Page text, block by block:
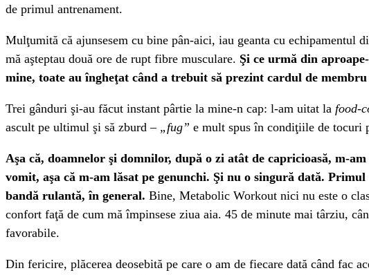
de primul antrenament.
Mulţumită că ajunsesem cu bine pân-aici, iau geanta cu echipamentul
mă aşteptau două ore de rupt fibre musculare. Şi ce urmă din
mine, toate au îngheţat când a trebuit să prezint cardul de
Trei gânduri şi-au făcut instant pârtie la mine-n cap: l-am uitat la food-
ascult pe ultimul şi să zburd – „fug” e mult spus în condiţiile de tocuri
Aşa că, doamnelor şi domnilor, după o zi atât de capricioasă, m-
vomit, aşa că m-am lăsat pe genunchi. Şi nu o singură dată.
bandă rulantă, în general. Bine, Metabolic Workout nici nu este o
confort faţă de cum mă împinsese ziua aia. 45 de minute mai târziu,
favorabile.
Din fericire, plăcerea deosebită pe care o am de fiecare dată când fac